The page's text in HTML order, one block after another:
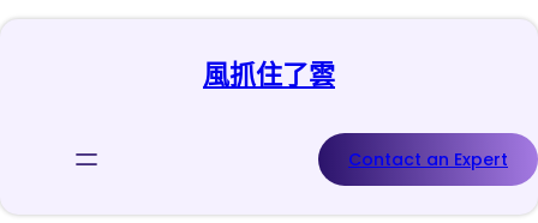
跳
風抓住了雲
Contact an Expert